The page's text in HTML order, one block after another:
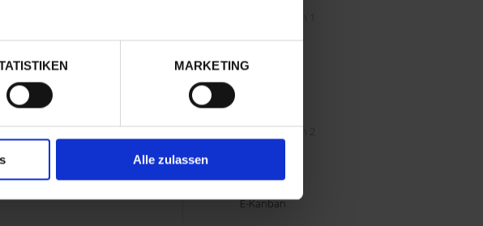
MARKETING
Alle zulassen
Versorgungskette und
an die Produktion sowie
Lieferungen.
und die leichte Anwendung
E-Kanban Lösungen 2
E-Kanban